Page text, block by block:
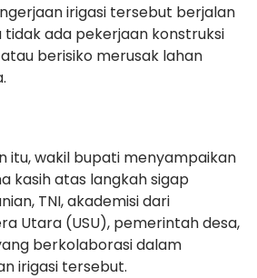
irigasi tersebut berjalan
tidak ada pekerjaan konstruksi
berisiko merusak lahan
itu, wakil bupati menyampaikan
kasih atas langkah sigap
TNI, akademisi dari
Utara (USU), pemerintah desa,
berkolaborasi dalam
irigasi tersebut.